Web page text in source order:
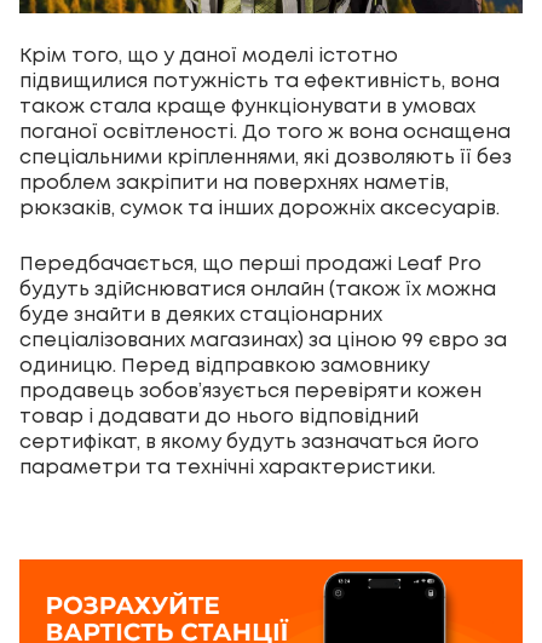
Крім того, що у даної моделі істотно
підвищилися потужність та ефективність, вона
також стала краще функціонувати в умовах
поганої освітленості. До того ж вона оснащена
спеціальними кріпленнями, які дозволяють її без
проблем закріпити на поверхнях наметів,
рюкзаків, сумок та інших дорожніх аксесуарів.
Передбачається, що перші продажі Leaf Pro
будуть здійснюватися онлайн (також їх можна
буде знайти в деяких стаціонарних
спеціалізованих магазинах) за ціною 99 євро за
одиницю. Перед відправкою замовнику
продавець зобов’язується перевіряти кожен
товар і додавати до нього відповідний
сертифікат, в якому будуть зазначаться його
параметри та технічні характеристики.